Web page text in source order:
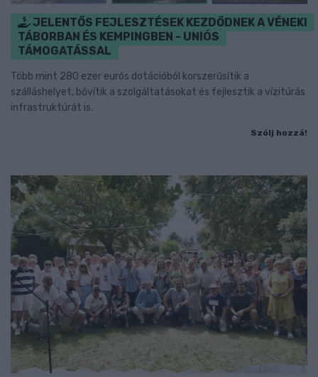
JELENTŐS FEJLESZTÉSEK KEZDŐDNEK A VÉNEKI
TÁBORBAN ÉS KEMPINGBEN - UNIÓS
TÁMOGATÁSSAL
Több mint 280 ezer eurós dotációból korszerűsítik a
szálláshelyet, bővítik a szolgáltatásokat és fejlesztik a vízitúrás
infrastruktúrát is.
Szólj hozzá!